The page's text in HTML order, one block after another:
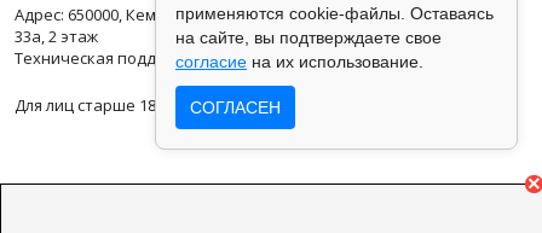
Адрес: 650000, Кемеровская Область, г.Кемерово, ул.Кузбасская
33а, 2 этаж
Техническая поддержка: support@vse42.ru
Для лиц старше 18 лет.
применяются cookie-файлы. Оставаясь
на сайте, вы подтверждаете свое
согласие на их использование.
СОГЛАСЕН